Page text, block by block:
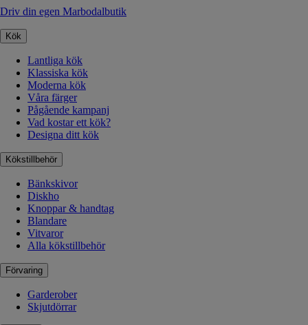
Driv din egen Marbodalbutik
Kök
Lantliga kök
Klassiska kök
Moderna kök
Våra färger
Pågående kampanj
Vad kostar ett kök?
Designa ditt kök
Kökstillbehör
Bänkskivor
Diskho
Knoppar & handtag
Blandare
Vitvaror
Alla kökstillbehör
Förvaring
Garderober
Skjutdörrar